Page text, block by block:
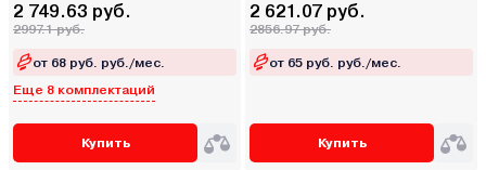
2 749.63 руб.
2997.1 руб.
от 68 руб. руб./мес.
Еще 8 комплектаций
Купить
2 621.07 руб.
2856.97 руб.
от 65 руб. руб./мес.
Купить